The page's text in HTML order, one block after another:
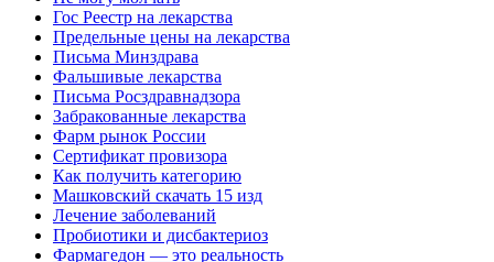
Гос Реестр на лекарства
Предельные цены на лекарства
Письма Минздрава
Фальшивые лекарства
Письма Росздравнадзора
Забракованные лекарства
Фарм рынок России
Сертификат провизора
Как получить категорию
Машковский скачать 15 изд
Лечение заболеваний
Пробиотики и дисбактериоз
Фармагедон — это реальность